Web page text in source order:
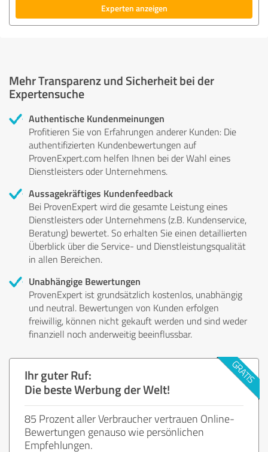
Experten anzeigen
Mehr Transparenz und Sicherheit bei der
Expertensuche
Authentische Kundenmeinungen
Profitieren Sie von Erfahrungen anderer Kunden: Die
authentifizierten Kundenbewertungen auf
ProvenExpert.com helfen Ihnen bei der Wahl eines
Dienstleisters oder Unternehmens.
Aussagekräftiges Kundenfeedback
Bei ProvenExpert wird die gesamte Leistung eines
Dienstleisters oder Unternehmens (z.B. Kundenservice,
Beratung) bewertet. So erhalten Sie einen detaillierten
Überblick über die Service- und Dienstleistungsqualität
in allen Bereichen.
Unabhängige Bewertungen
ProvenExpert ist grundsätzlich kostenlos, unabhängig
und neutral. Bewertungen von Kunden erfolgen
freiwillig, können nicht gekauft werden und sind weder
finanziell noch anderweitig beeinflussbar.
Ihr guter Ruf:
Die beste Werbung der Welt!
85 Prozent aller Verbraucher vertrauen Online-
Bewertungen genauso wie persönlichen
Empfehlungen.